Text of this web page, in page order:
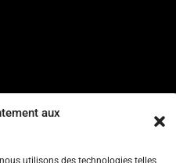
aux
utilisons des technologies telles
Taekwondo